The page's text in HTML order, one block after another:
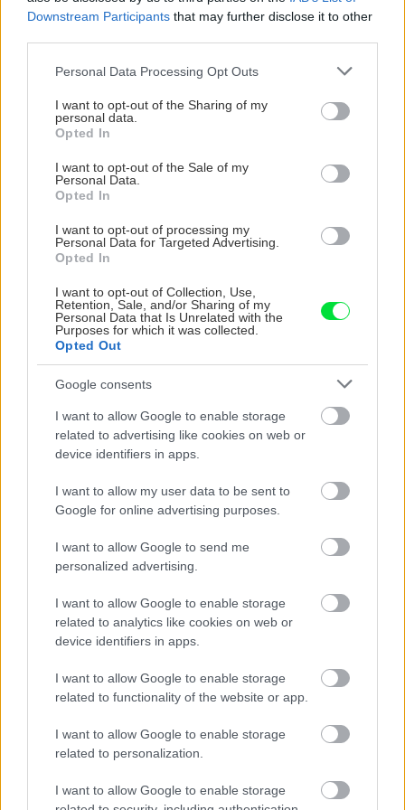
Downstream Participants that may further disclose it to other
Please note that this website/app uses one or more Google
not limited to your visit or usage behaviour. You may click to
grant or deny consent to Google and its third-party tags to
use your data for below specified purposes in below Google
consent section.
Personal Data Processing Opt Outs
I want to opt-out of the Sharing of my
personal data.
Opted In
I want to opt-out of the Sale of my
Personal Data.
Opted In
I want to opt-out of processing my
Personal Data for Targeted Advertising.
Opted In
I want to opt-out of Collection, Use,
Retention, Sale, and/or Sharing of my
Personal Data that Is Unrelated with the
Purposes for which it was collected.
Opted Out
Google consents
I want to allow Google to enable storage
related to advertising like cookies on web or
device identifiers in apps.
I want to allow my user data to be sent to
Google for online advertising purposes.
I want to allow Google to send me
personalized advertising.
I want to allow Google to enable storage
related to analytics like cookies on web or
device identifiers in apps.
I want to allow Google to enable storage
related to functionality of the website or app.
I want to allow Google to enable storage
related to personalization.
I want to allow Google to enable storage
CHALUPA
Na Morave prerobila
nepoznanie: Keď
vojdete dnu, zabudnete,
že nie ste v Toskánsku
Slovák sa nebál a v
Čičmanoch si postavil
montovaný domček v
Temné stránky chalúp:
10 najčastejších
vás môžu nepríjemne
prekvapiť
Žena, búracie kladivo a
premena zrubu z roku
1654 sa nevidí každý
deň!
DOM